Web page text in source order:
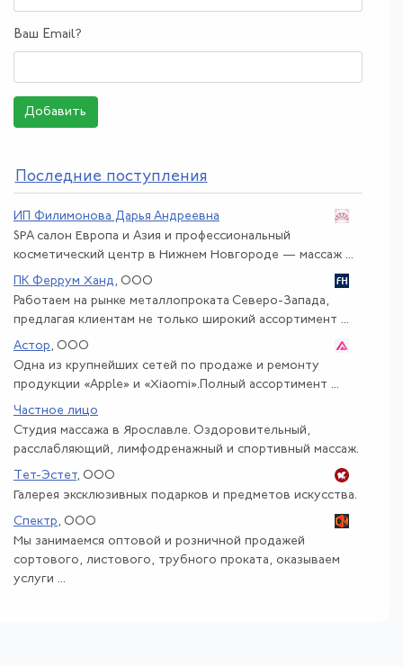
Ваш Email?
Добавить
Последние поступления
ИП Филимонова Дарья Андреевна
SPA салон Европа и Азия и профессиональный
косметический центр в Нижнем Новгороде — массаж ...
ПК Феррум Ханд, ООО
Работаем на рынке металлопроката Северо-Запада,
предлагая клиентам не только широкий ассортимент ...
Астор, ООО
Одна из крупнейших сетей по продаже и ремонту
продукции «Apple» и «Xiaomi».Полный ассортимент ...
Частное лицо
Студия массажа в Ярославле. Оздоровительный,
расслабляющий, лимфодренажный и спортивный массаж.
Тет-Эстет, ООО
Галерея эксклюзивных подарков и предметов искусства.
Спектр, ООО
Мы занимаемся оптовой и розничной продажей
сортового, листового, трубного проката, оказываем
услуги ...